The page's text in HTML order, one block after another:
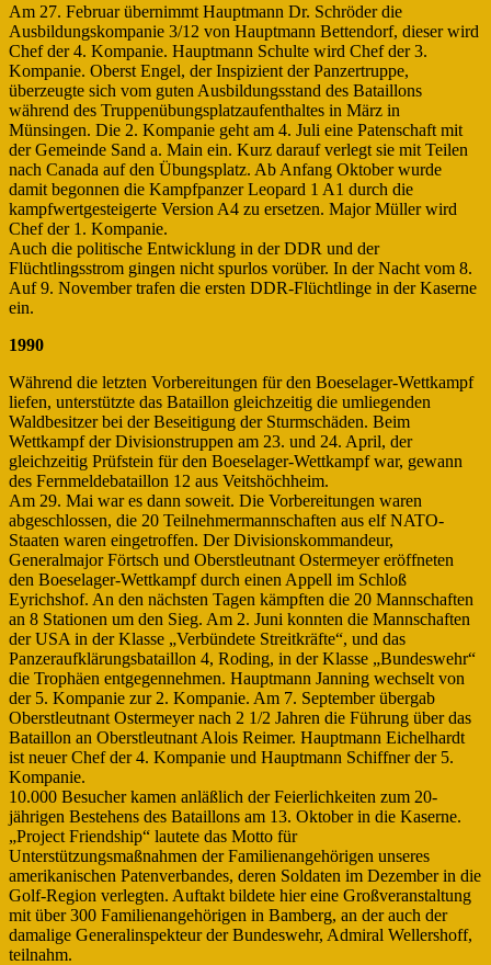
Am 27. Februar übernimmt Hauptmann Dr. Schröder die
Ausbildungskompanie 3/12 von Hauptmann Bettendorf, dieser wird
Chef der 4. Kompanie. Hauptmann Schulte wird Chef der 3.
Kompanie. Oberst Engel, der Inspizient der Panzertruppe,
überzeugte sich vom guten Ausbildungsstand des Bataillons
während des Truppenübungsplatzaufenthaltes in März in
Münsingen. Die 2. Kompanie geht am 4. Juli eine Patenschaft mit
der Gemeinde Sand a. Main ein. Kurz darauf verlegt sie mit Teilen
nach Canada auf den Übungsplatz. Ab Anfang Oktober wurde
damit begonnen die Kampfpanzer Leopard 1 A1 durch die
kampfwertgesteigerte Version A4 zu ersetzen. Major Müller wird
Chef der 1. Kompanie.
Auch die politische Entwicklung in der DDR und der
Flüchtlingsstrom gingen nicht spurlos vorüber. In der Nacht vom 8.
Auf 9. November trafen die ersten DDR-Flüchtlinge in der Kaserne
ein.
1990
Während die letzten Vorbereitungen für den Boeselager-Wettkampf
liefen, unterstützte das Bataillon gleichzeitig die umliegenden
Waldbesitzer bei der Beseitigung der Sturmschäden. Beim
Wettkampf der Divisionstruppen am 23. und 24. April, der
gleichzeitig Prüfstein für den Boeselager-Wettkampf war, gewann
des Fernmeldebataillon 12 aus Veitshöchheim.
Am 29. Mai war es dann soweit. Die Vorbereitungen waren
abgeschlossen, die 20 Teilnehmermannschaften aus elf NATO-
Staaten waren eingetroffen. Der Divisionskommandeur,
Generalmajor Förtsch und Oberstleutnant Ostermeyer eröffneten
den Boeselager-Wettkampf durch einen Appell im Schloß
Eyrichshof. An den nächsten Tagen kämpften die 20 Mannschaften
an 8 Stationen um den Sieg. Am 2. Juni konnten die Mannschaften
der USA in der Klasse „Verbündete Streitkräfte“, und das
Panzeraufklärungsbataillon 4, Roding, in der Klasse „Bundeswehr“
die Trophäen entgegennehmen. Hauptmann Janning wechselt von
der 5. Kompanie zur 2. Kompanie. Am 7. September übergab
Oberstleutnant Ostermeyer nach 2 1/2 Jahren die Führung über das
Bataillon an Oberstleutnant Alois Reimer. Hauptmann Eichelhardt
ist neuer Chef der 4. Kompanie und Hauptmann Schiffner der 5.
Kompanie.
10.000 Besucher kamen anläßlich der Feierlichkeiten zum 20-
jährigen Bestehens des Bataillons am 13. Oktober in die Kaserne.
„Project Friendship“ lautete das Motto für
Unterstützungsmaßnahmen der Familienangehörigen unseres
amerikanischen Patenverbandes, deren Soldaten im Dezember in die
Golf-Region verlegten. Auftakt bildete hier eine Großveranstaltung
mit über 300 Familienangehörigen in Bamberg, an der auch der
damalige Generalinspekteur der Bundeswehr, Admiral Wellershoff,
teilnahm.